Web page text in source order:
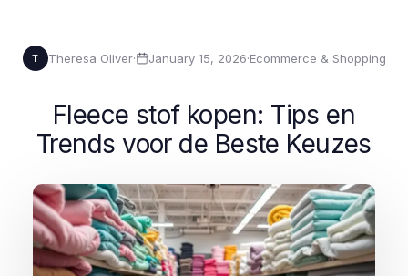
T Theresa Oliver· January 15, 2026·Ecommerce & Shopping
Fleece stof kopen: Tips en
Trends voor de Beste Keuzes